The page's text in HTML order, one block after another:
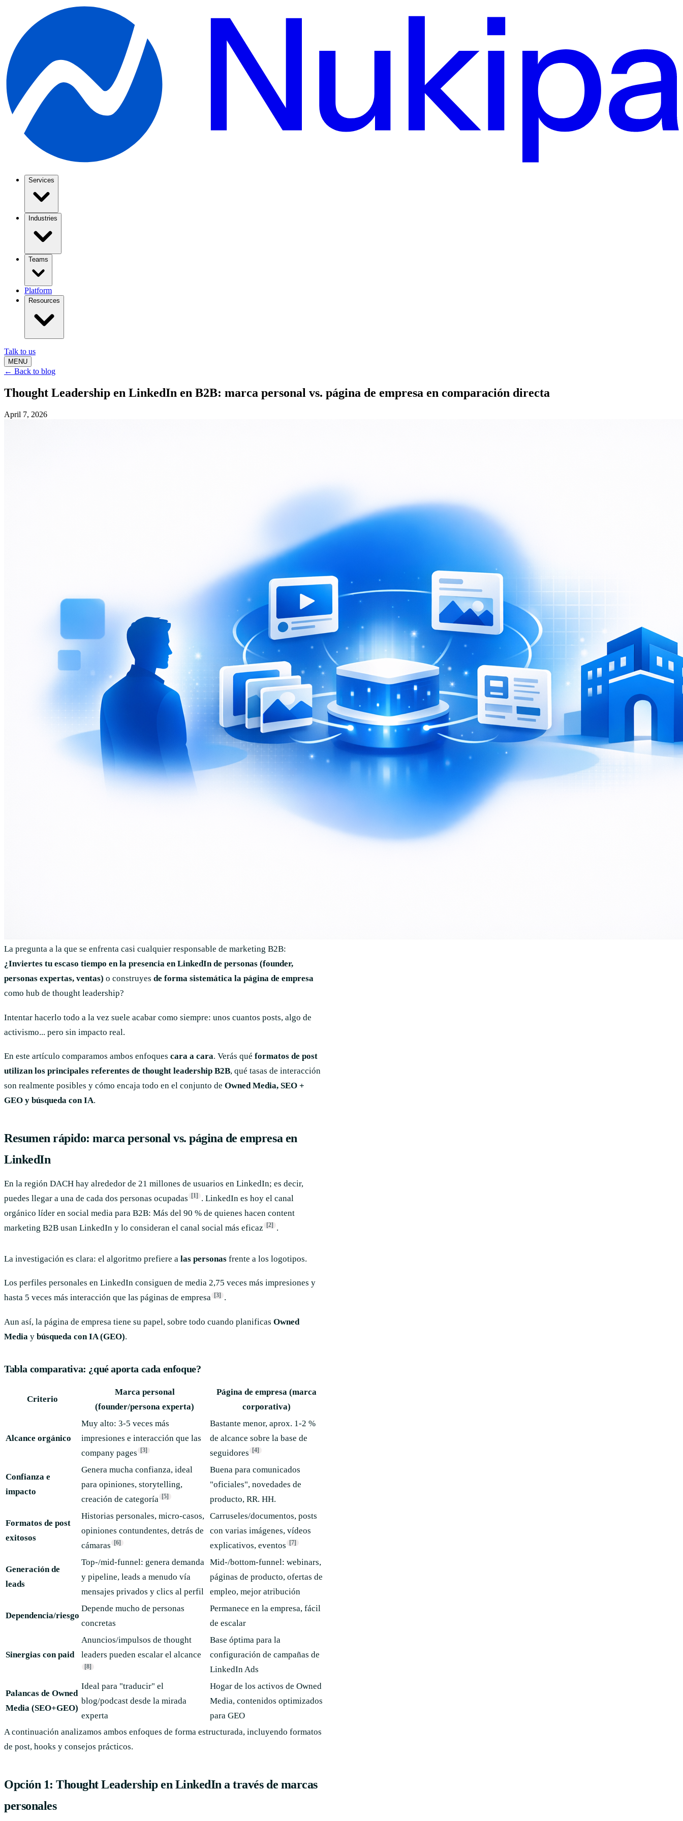
Services
Industries
Teams
Platform
Resources
Talk to us
MENU
← Back to blog
Thought Leadership en LinkedIn en B2B: marca personal vs. página de empresa en comparación directa
April 7, 2026
La pregunta a la que se enfrenta casi cualquier responsable de marketing B2B:
¿Inviertes tu escaso tiempo en la presencia en LinkedIn de personas (founder,
personas expertas, ventas) o construyes de forma sistemática la página de empresa
como hub de thought leadership?
Intentar hacerlo todo a la vez suele acabar como siempre: unos cuantos posts, algo de
activismo... pero sin impacto real.
En este artículo comparamos ambos enfoques cara a cara. Verás qué formatos de post
utilizan los principales referentes de thought leadership B2B, qué tasas de interacción
son realmente posibles y cómo encaja todo en el conjunto de Owned Media, SEO +
GEO y búsqueda con IA.
Resumen rápido: marca personal vs. página de empresa en
LinkedIn
En la región DACH hay alrededor de 21 millones de usuarios en LinkedIn; es decir,
puedes llegar a una de cada dos personas ocupadas
[1]
. LinkedIn es hoy el canal
orgánico líder en social media para B2B: Más del 90 % de quienes hacen content
marketing B2B usan LinkedIn y lo consideran el canal social más eficaz
[2] .
La investigación es clara: el algoritmo prefiere a las personas frente a los logotipos.
Los perfiles personales en LinkedIn consiguen de media 2,75 veces más impresiones y
hasta 5 veces más interacción que las páginas de empresa [3] .
Aun así, la página de empresa tiene su papel, sobre todo cuando planificas Owned
Media y búsqueda con IA (GEO).
Tabla comparativa: ¿qué aporta cada enfoque?
Criterio
Marca personal
(founder/persona experta)
Página de empresa (marca
corporativa)
Alcance orgánico
Muy alto: 3-5 veces más
impresiones e interacción que las
company pages
[3]
Bastante menor, aprox. 1-2 %
de alcance sobre la base de
seguidores
[4]
Confianza e
impacto
Genera mucha confianza, ideal
para opiniones, storytelling,
creación de categoría [5]
Buena para comunicados
"oficiales", novedades de
producto, RR. HH.
Formatos de post
exitosos
Historias personales, micro-casos,
opiniones contundentes, detrás de
cámaras
[6]
Carruseles/documentos, posts
con varias imágenes, vídeos
explicativos, eventos
[7]
Generación de
leads
Top-/mid-funnel: genera demanda
y pipeline, leads a menudo vía
mensajes privados y clics al perfil
Mid-/bottom-funnel: webinars,
páginas de producto, ofertas de
empleo, mejor atribución
Dependencia/riesgo
Depende mucho de personas
concretas
Permanece en la empresa, fácil
de escalar
Sinergias con paid
Anuncios/impulsos de thought
leaders pueden escalar el alcance
[8]
Base óptima para la
configuración de campañas de
LinkedIn Ads
Palancas de Owned
Media (SEO+GEO)
Ideal para "traducir" el
blog/podcast desde la mirada
experta
Hogar de los activos de Owned
Media, contenidos optimizados
para GEO
A continuación analizamos ambos enfoques de forma estructurada, incluyendo formatos
de post, hooks y consejos prácticos.
Opción 1: Thought Leadership en LinkedIn a través de marcas
personales